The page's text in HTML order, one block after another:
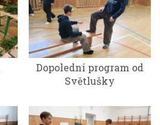
Dopolední program od
Světlušky